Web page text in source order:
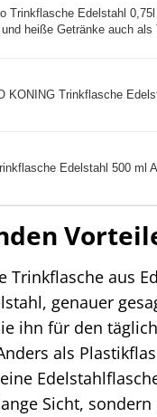
Trinkflasche Edelstahl
und heiße Getränke auch als
KONING Trinkflasche
Edelstahl 500 ml
Trinkflasche aus
genauer
ihn für den
als
Sicht,